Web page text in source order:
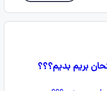
بریم بدیم؟؟؟